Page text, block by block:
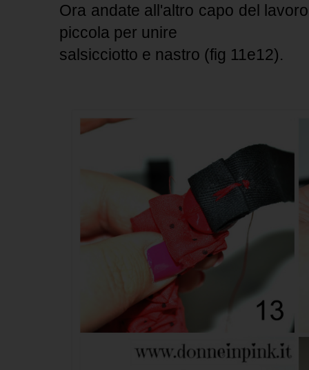
Ora andate all'altro capo del
piccola per unire
salsicciotto e nastro (fig 11e12).